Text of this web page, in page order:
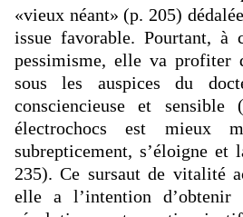
«vieux néant» (p. 205)
issue favorable. Pourtant, à
pessimisme, elle va profiter
sous les auspices du
consciencieuse et
électrochocs est mieux
subrepticement, s’éloigne et
235). Ce sursaut de vitalité
elle a l’intention